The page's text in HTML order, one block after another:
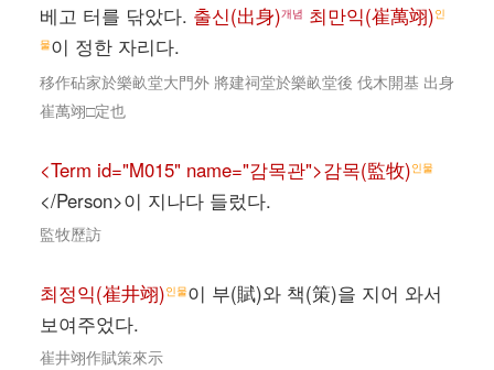
베고 터를 닦았다. 출신(出身)개념 최만익(崔萬翊)인
물이 정한 자리다.
移作砧家於樂畝堂大門外 將建祠堂於樂畝堂後 伐木開基 出身
崔萬翊□定也
<Term id="M015" name="감목관">감목(監牧)인물
</Person>이 지나다 들렀다.
監牧歷訪
최정익(崔井翊)인물이 부(賦)와 책(策)을 지어 와서
보여주었다.
崔井翊作賦策來示